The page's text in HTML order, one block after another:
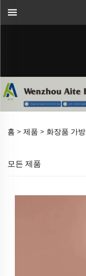
홈 > 제품 > 화장품 가방
모든 제품